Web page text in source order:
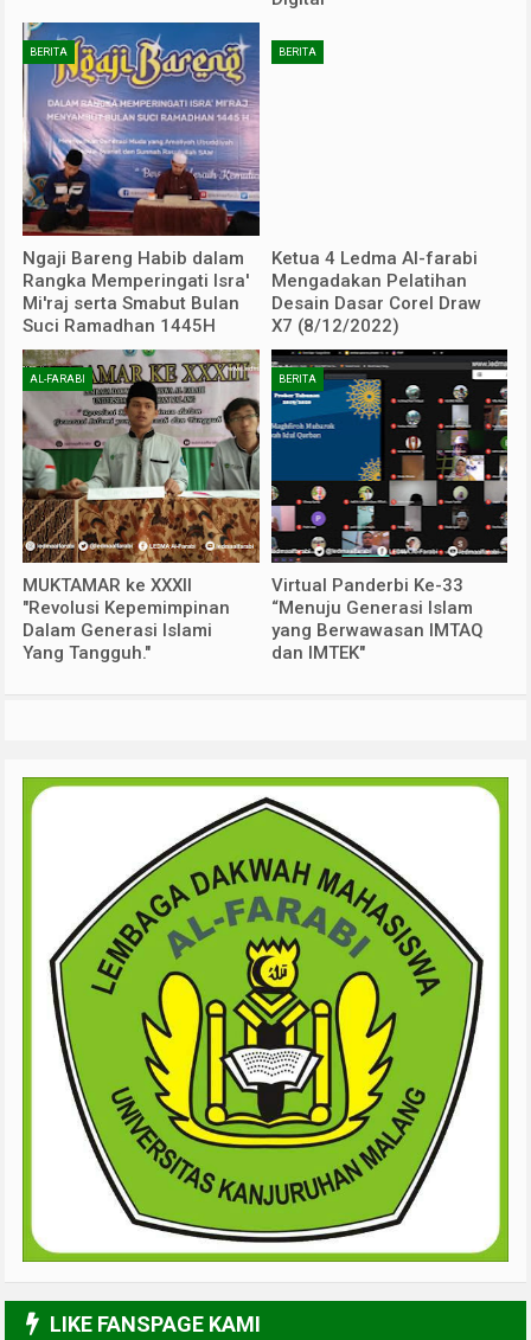
BERITA
Ngaji Bareng Habib dalam
Rangka Memperingati Isra'
Mi'raj serta Smabut Bulan
Suci Ramadhan 1445H
BERITA
Ketua 4 Ledma Al-farabi
Mengadakan Pelatihan
Desain Dasar Corel Draw
X7 (8/12/2022)
AL-FARABI
MUKTAMAR ke XXXII
"Revolusi Kepemimpinan
Dalam Generasi Islami
Yang Tangguh."
BERITA
Virtual Panderbi Ke-33
“Menuju Generasi Islam
yang Berwawasan IMTAQ
dan IMTEK"
LIKE FANSPAGE KAMI